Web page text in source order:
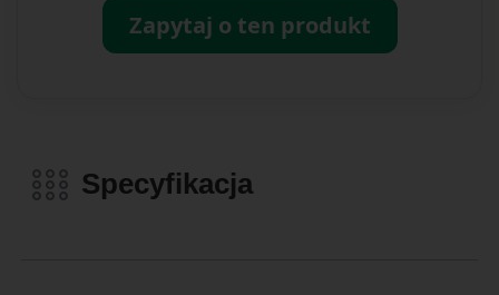
Zapytaj o ten produkt
Specyfikacja